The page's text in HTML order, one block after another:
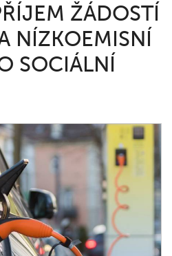
ŽÁDOSTÍ
NÍZKOEMISNÍ
SOCIÁLNÍ